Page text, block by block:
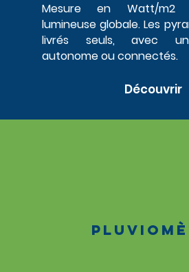
Mesure en Watt/m2
lumineuse globale. Les
livrés seuls, avec un
autonome ou connectés.
Découvrir